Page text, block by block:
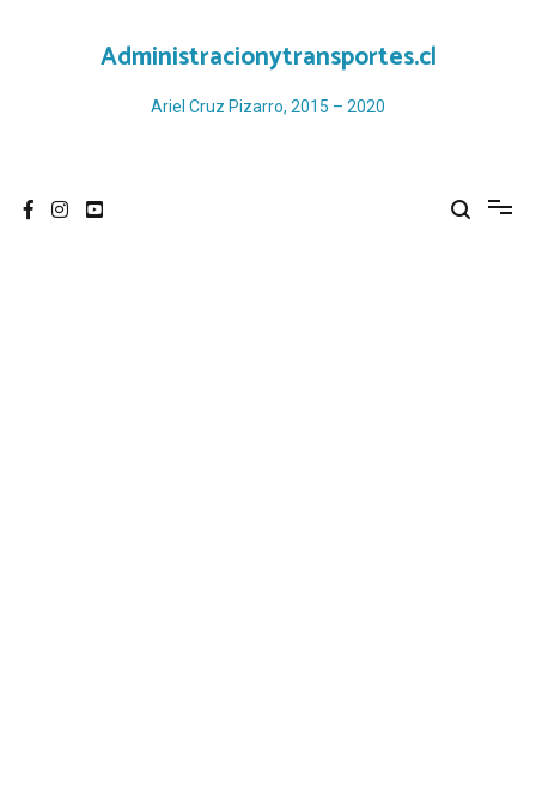
Administracionytransportes.cl
Ariel Cruz Pizarro, 2015 – 2020